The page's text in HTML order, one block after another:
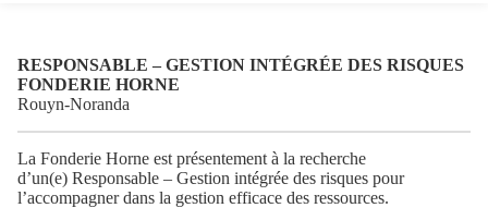
RESPONSABLE – GESTION INTÉGRÉE DES RISQUES
FONDERIE HORNE
Rouyn-Noranda
La Fonderie Horne est présentement à la recherche
d’un(e) Responsable – Gestion intégrée des risques pour
l’accompagner dans la gestion efficace des ressources.